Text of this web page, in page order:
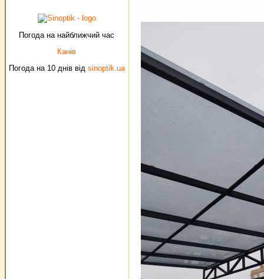
Погода на найближчий час
Канів
Погода на 10 днів від sinoptik.ua